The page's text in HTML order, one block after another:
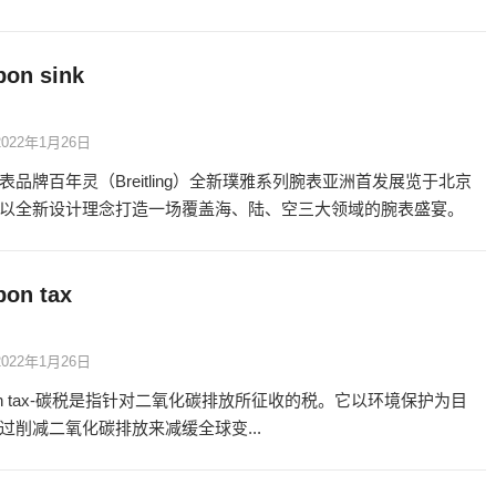
sink
年1月26日
品牌百年灵（Breitling）全新璞雅系列腕表亚洲首发展览于北京
全新设计理念打造一场覆盖海、陆、空三大领域的腕表盛宴。
tax
年1月26日
tax-碳税是指针对二氧化碳排放所征收的税。它以环境保护为目
削减二氧化碳排放来减缓全球变...